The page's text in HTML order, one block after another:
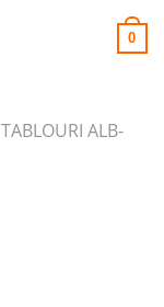
0
TABLOURI ALB-